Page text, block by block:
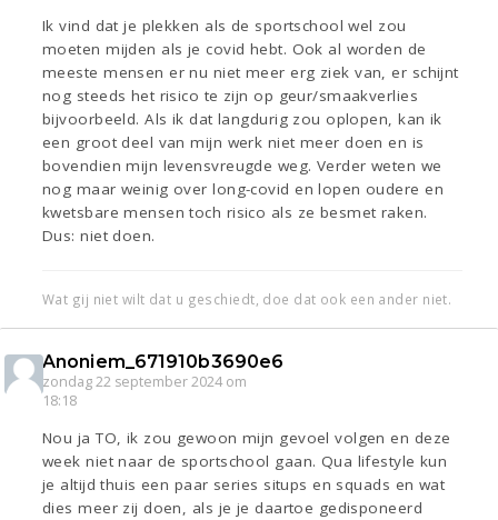
Ik vind dat je plekken als de sportschool wel zou
moeten mijden als je covid hebt. Ook al worden de
meeste mensen er nu niet meer erg ziek van, er schijnt
nog steeds het risico te zijn op geur/smaakverlies
bijvoorbeeld. Als ik dat langdurig zou oplopen, kan ik
een groot deel van mijn werk niet meer doen en is
bovendien mijn levensvreugde weg. Verder weten we
nog maar weinig over long-covid en lopen oudere en
kwetsbare mensen toch risico als ze besmet raken.
Dus: niet doen.
Wat gij niet wilt dat u geschiedt, doe dat ook een ander niet.
Anoniem_671910b3690e6
zondag 22 september 2024 om
18:18
Nou ja TO, ik zou gewoon mijn gevoel volgen en deze
week niet naar de sportschool gaan. Qua lifestyle kun
je altijd thuis een paar series situps en squads en wat
dies meer zij doen, als je je daartoe gedisponeerd